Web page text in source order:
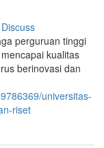
Discuss
perguruan tinggi
kualitas
berinovasi dan
universitas-
riset